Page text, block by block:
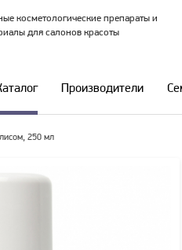
косметологические препараты и
для салонов красоты
Производители
250 мл